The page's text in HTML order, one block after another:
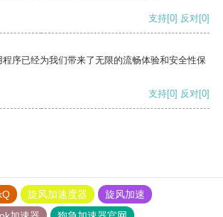
支持[0] 反对[0]
序已经为我们带来了无限的流畅体验和安全性保
支持[0] 反对[0]
旋风加速度器
旋风加速